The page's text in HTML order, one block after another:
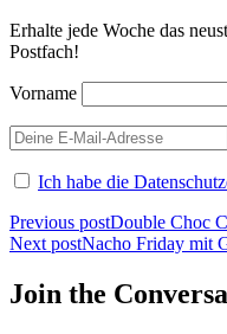
Erhalte jede Woche das
Postfach!
Vorname
Ich habe die
Previous postDouble Choc
Next postNacho Friday mit
Join the